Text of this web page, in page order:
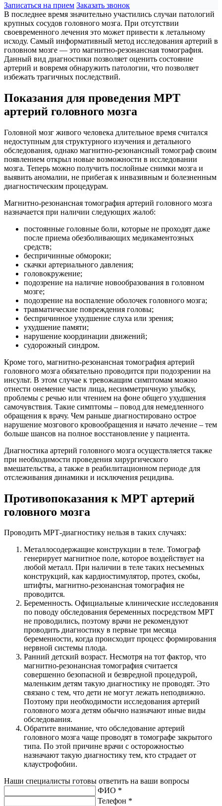
Записаться на прием Заказать звонок
В последнее время значительно участились случаи патологий
крупных сосудов головного мозга. При отсутствии
своевременного лечения это может привести к летальному
исходу. Самый информативный метод исследования артерий в
головном мозге — это магнитно-резонансная томография.
Данный вид диагностики позволяет оценить состояние
артерий и вовремя обнаружить патологии, что позволяет
избежать трагичных последствий.
Показания для проведения МРТ
артерий головного мозга
Головной мозг живого человека длительное время считался
недоступным для структурного изучения и детального
обследования, однако магнитно-резонансный томограф своим
появлением открыл новые возможности в исследовании
мозга. Теперь можно получить послойные снимки мозга и
выявить аномалии, не прибегая к инвазивным и болезненным
диагностическим процедурам.
Магнитно-резонансная томография артерий головного мозга
назначается при наличии следующих жалоб:
постоянные головные боли, которые не проходят даже
после приема обезболивающих медикаментозных
средств;
беспричинные обмороки;
скачки артериального давления;
головокружение;
подозрение на наличие новообразования в головном
мозге;
подозрение на воспаление оболочек головного мозга;
травматические повреждения головы;
беспричинное ухудшение слуха или зрения;
ухудшение памяти;
нарушение координации движений;
судорожный синдром.
Кроме того, магнитно-резонансная томография артерий
головного мозга обязательно проводится при подозрении на
инсульт. В этом случае к тревожащим симптомам можно
отнести онемение части лица, несимметричную улыбку,
проблемы с речью или чтением на фоне общего ухудшения
самочувствия. Такие симптомы – повод для немедленного
обращения к врачу. Чем раньше диагностировано острое
нарушение мозгового кровообращения и начато лечение – тем
больше шансов на полное восстановление у пациента.
Диагностика артерий головного мозга осуществляется также
при необходимости проведения хирургического
вмешательства, а также в реабилитационном периоде для
отслеживания динамики и исключения рецидива.
Противопоказания к МРТ артерий
головного мозга
Проводить МРТ-диагностику нельзя в таких случаях:
Металлосодержащие конструкции в теле. Томограф
генерирует магнитное поле, которое воздействует на
любой металл. При наличии в теле таких несъемных
конструкций, как кардиостимулятор, протез, скобы,
штифты, магнитно-резонансная томография не
проводится.
Беременность. Официальные клинические исследования
по поводу обследования беременных посредством МРТ
не проводились, поэтому врачи не рекомендуют
проводить диагностику в первые три месяца
беременности, когда происходит процесс формирования
нервной системы плода.
Ранний детский возраст. Несмотря на тот фактор, что
магнитно-резонансная томография считается
совершенно безопасной и безвредной процедурой,
маленьким детям такую диагностику не проводят. Это
связано с тем, что дети не могут лежать неподвижно.
Поэтому при необходимости исследования артерий
головного мозга детям обычно назначают иные виды
обследования.
Обратите внимание, что обследование артерий
головного мозга чаще проводят в томографе закрытого
типа. По этой причине врачи с осторожностью
назначают такую диагностику тем, кто страдает от
клаустрофобии.
Наши специалисты готовы ответить на ваши вопросы
ФИО *
Телефон *